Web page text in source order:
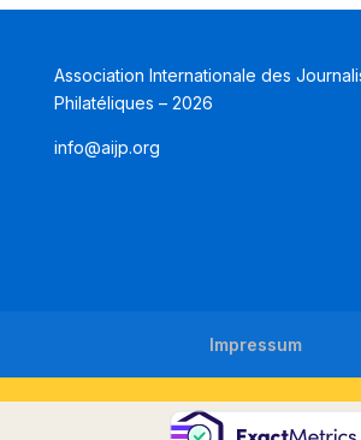
Association Internationale des
Philatéliques – 2026
info@aijp.org
Impressum